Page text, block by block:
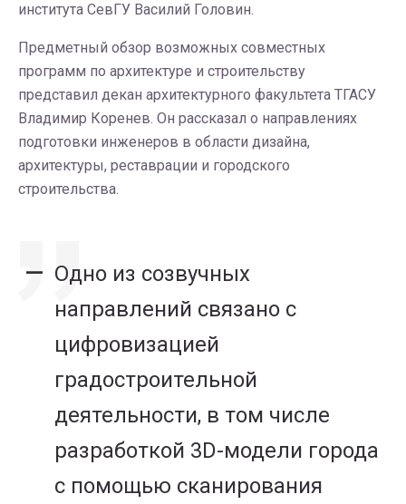
института СевГУ Василий Головин.
Предметный обзор возможных совместных
программ по архитектуре и строительству
представил декан архитектурного факультета ТГАСУ
Владимир Коренев. Он рассказал о направлениях
подготовки инженеров в области дизайна,
архитектуры, реставрации и городского
строительства.
Одно из созвучных
направлений связано с
цифровизацией
градостроительной
деятельности, в том числе
разработкой 3D-модели города
с помощью сканирования